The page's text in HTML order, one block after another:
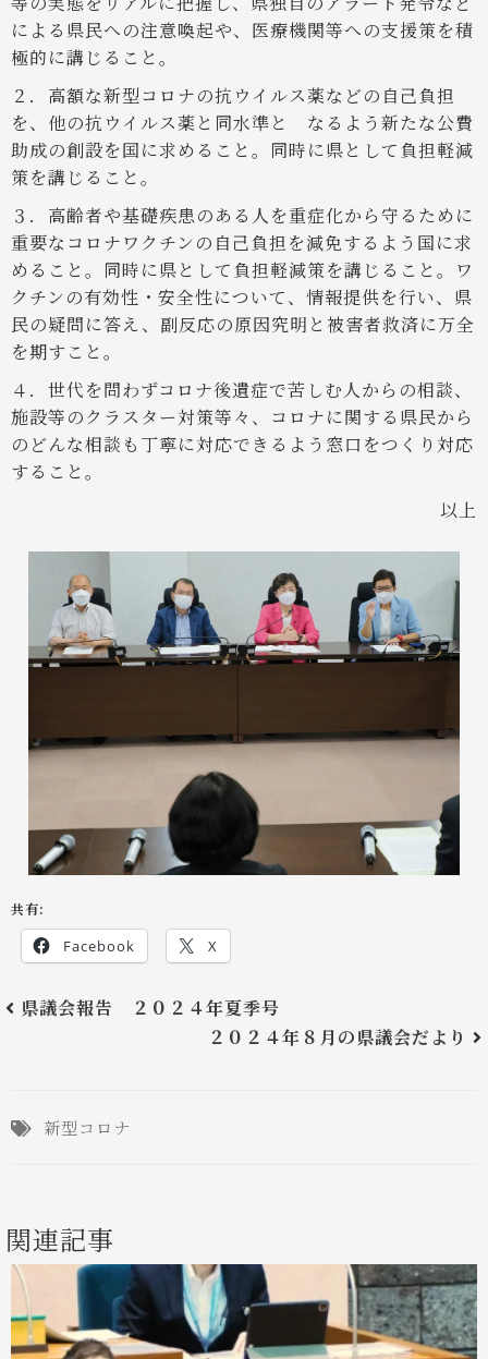
による県民への注意喚起や、医療機関等への支援策を積
極的に講じること。
２．高額な新型コロナの抗ウイルス薬などの自己負担
を、他の抗ウイルス薬と同水準と なるよう新たな公費
助成の創設を国に求めること。同時に県として負担軽減
策を講じること。
３．高齢者や基礎疾患のある人を重症化から守るために
重要なコロナワクチンの自己負担を減免するよう国に求
めること。同時に県として負担軽減策を講じること。ワ
クチンの有効性・安全性について、情報提供を行い、県
民の疑問に答え、副反応の原因究明と被害者救済に万全
を期すこと。
４．世代を問わずコロナ後遺症で苦しむ人からの相談、
施設等のクラスター対策等々、コロナに関する県民から
のどんな相談も丁寧に対応できるよう窓口をつくり対応
すること。
以上
共有:
Facebook X
県議会報告 ２０２４年夏季号
２０２４年８月の県議会だより
新型コロナ
関連記事